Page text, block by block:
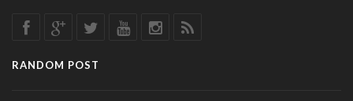
RANDOM POST